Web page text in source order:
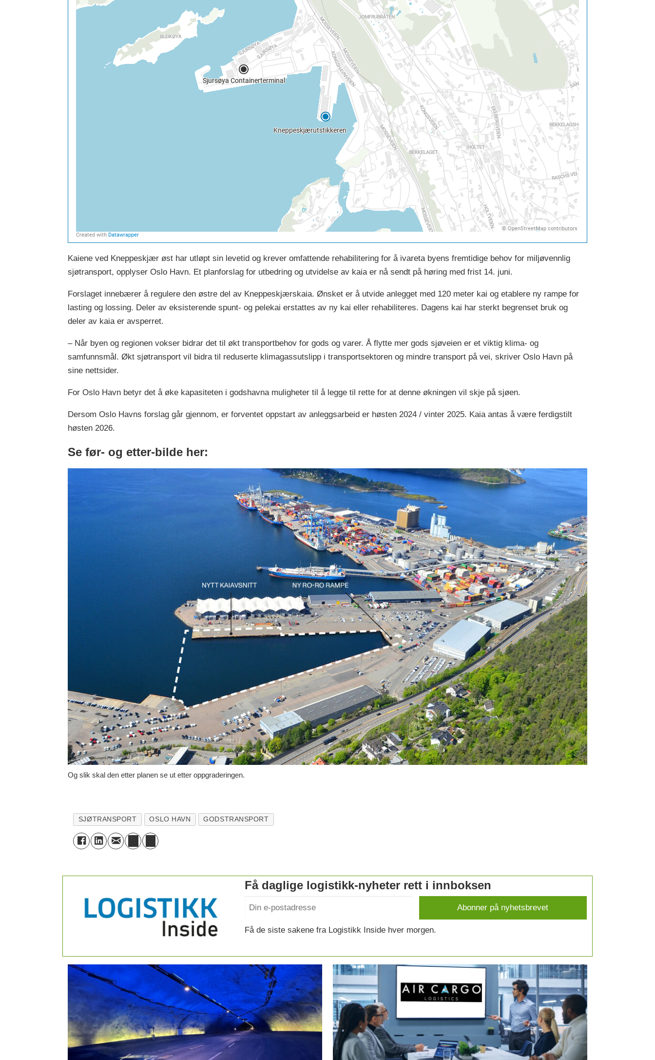
Kaiene ved Kneppeskjær øst har utløpt sin levetid og krever omfattende rehabilitering for å ivareta byens fremtidige behov for miljøvennlig
sjøtransport, opplyser Oslo Havn. Et planforslag for utbedring og utvidelse av kaia er nå sendt på høring med frist 14. juni.
Forslaget innebærer å regulere den østre del av Kneppeskjærskaia. Ønsket er å utvide anlegget med 120 meter kai og etablere ny rampe for
lasting og lossing. Deler av eksisterende spunt- og pelekai erstattes av ny kai eller rehabiliteres. Dagens kai har sterkt begrenset bruk og
deler av kaia er avsperret.
– Når byen og regionen vokser bidrar det til økt transportbehov for gods og varer. Å flytte mer gods sjøveien er et viktig klima- og
samfunnsmål. Økt sjøtransport vil bidra til reduserte klimagassutslipp i transportsektoren og mindre transport på vei, skriver Oslo Havn på
sine nettsider.
For Oslo Havn betyr det å øke kapasiteten i godshavna muligheter til å legge til rette for at denne økningen vil skje på sjøen.
Dersom Oslo Havns forslag går gjennom, er forventet oppstart av anleggsarbeid er høsten 2024 / vinter 2025. Kaia antas å være ferdigstilt
høsten 2026.
Se før- og etter-bilde her:
Og slik skal den etter planen se ut etter oppgraderingen.
SJØTRANSPORT OSLO HAVN GODSTRANSPORT
Få daglige logistikk-nyheter rett i innboksen
Få de siste sakene fra Logistikk Inside hver morgen.